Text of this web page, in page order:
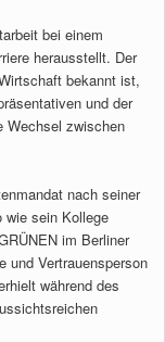
bei einem
herausstellt. Der
bekannt ist,
und der
Wechsel zwischen
nach seiner
wie sein Kollege
im Berliner
und Vertrauensperson
während des